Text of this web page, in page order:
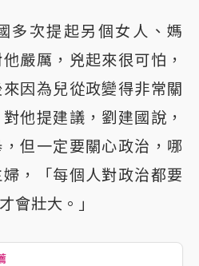
多次提起另個女人、媽
嚴厲，兇起來很可怕，
因為兒從政變得非常關
他提建議，劉建國說，
但一定要關心政治，哪
，「每個人對政治都要
會壯大。」